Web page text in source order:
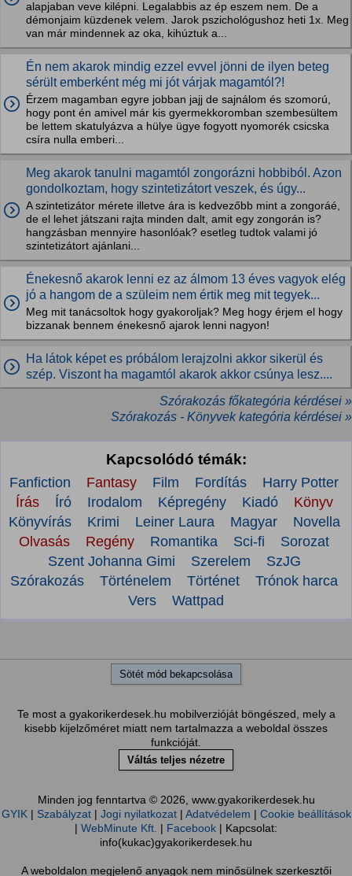
alapjaban veve kilépni. Legalabbis az ép eszem nem. De a
démonjaim küzdenek velem. Jarok pszichológushoz heti 1x. Meg
van már mindennek az oka, kihúztuk a...
Én nem akarok mindig ezzel evvel jönni de ilyen beteg
sérült emberként még mi jót várjak magamtól?!
Érzem magamban egyre jobban jajj de sajnálom és szomorú,
hogy pont én amivel már kis gyermekkoromban szembesültem
be lettem skatulyázva a hülye ügye fogyott nyomorék csicska
csíra nulla emberi...
Meg akarok tanulni magamtól zongorázni hobbiból. Azon
gondolkoztam, hogy szintetizátort veszek, és úgy...
A szintetizátor mérete illetve ára is kedvezőbb mint a zongoráé,
de el lehet játszani rajta minden dalt, amit egy zongorán is?
hangzásban mennyire hasonlóak? esetleg tudtok valami jó
szintetizátort ajánlani...
Énekesnő akarok lenni ez az álmom 13 éves vagyok elég
jó a hangom de a szüleim nem értik meg mit tegyek...
Meg mit tanácsoltok hogy gyakoroljak? Meg hogy érjem el hogy
bizzanak bennem énekesnő ajarok lenni nagyon!
Ha látok képet es próbálom lerajzolni akkor sikerül és
szép. Viszont ha magamtól akarok akkor csúnya lesz....
Szórakozás főkategória kérdései »
Szórakozás - Könyvek kategória kérdései »
Kapcsolódó témák:
Fanfiction Fantasy Film Fordítás
Harry Potter
Írás
Író Irodalom Képregény Kiadó
Könyv
Könyvírás
Krimi Leiner Laura Magyar
Novella
Olvasás
Regény Romantika Sci-fi
Sorozat
Szent Johanna Gimi
Szerelem
SzJG
Szórakozás
Történelem Történet
Trónok harca
Vers
Wattpad
Sötét mód bekapcsolása
Te most a gyakorikerdesek.hu mobilverzióját böngészed, mely a
kisebb kijelzőméret miatt nem tartalmazza a weboldal összes
funkcióját.
Váltás teljes nézetre
Minden jog fenntartva © 2026, www.gyakorikerdesek.hu
GYIK| Szabályzat| Jogi nyilatkozat| Adatvédelem | Cookie beállítások
| WebMinute Kft. | Facebook | Kapcsolat:
info(kukac)gyakorikerdesek.hu
A weboldalon megjelenő anyagok nem minősülnek szerkesztői